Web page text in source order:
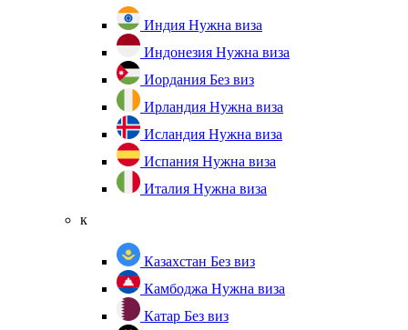
Индия Нужна виза
Индонезия Нужна виза
Иордания Без виз
Ирландия Нужна виза
Исландия Нужна виза
Испания Нужна виза
Италия Нужна виза
к
Казахстан Без виз
Камбоджа Нужна виза
Катар Без виз